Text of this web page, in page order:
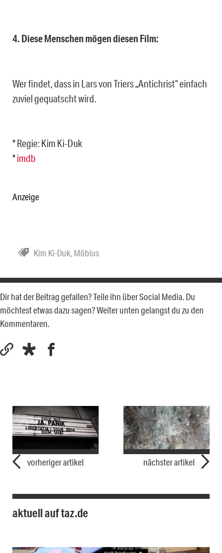
4. Diese Menschen mögen diesen Film:
Wer findet, dass in Lars von Triers „Antichrist“ einfach
zuviel gequatscht wird.
* Regie: Kim Ki-Duk
*imdb
Anzeige
Kim Ki-Duk, Möbius
Dir hat der Beitrag gefallen? Teile ihn über Social Media. Du
möchtest etwas dazu sagen? Weiter unten gelangst du zu den
Kommentaren.
vorheriger artikel nächster artikel
aktuell auf taz.de